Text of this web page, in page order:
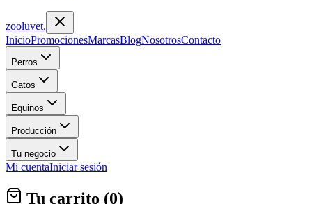
zooluvet.
InicioPromocionesMarcasBlogNosotrosContacto
Perros
Gatos
Equinos
Producción
Tu negocio
Mi cuentaIniciar sesión
Tu carrito (0)